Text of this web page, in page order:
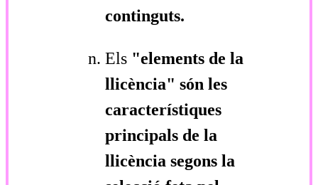
continguts.
Els "elements de la
llicència" són les
característiques
principals de la
llicència segons la